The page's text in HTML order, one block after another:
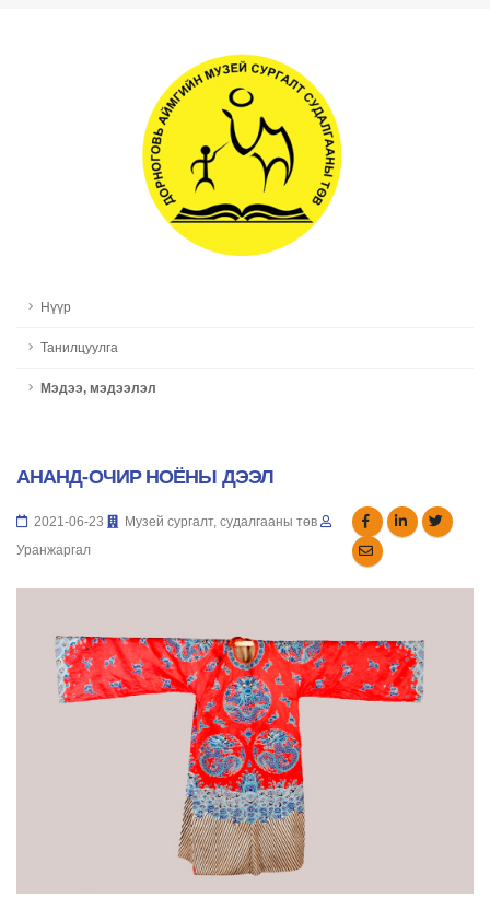
Нүүр
Танилцуулга
Мэдээ, мэдээлэл
АНАНД-ОЧИР НОЁНЫ ДЭЭЛ
2021-06-23
Музей сургалт, судалгааны төв
Уранжаргал